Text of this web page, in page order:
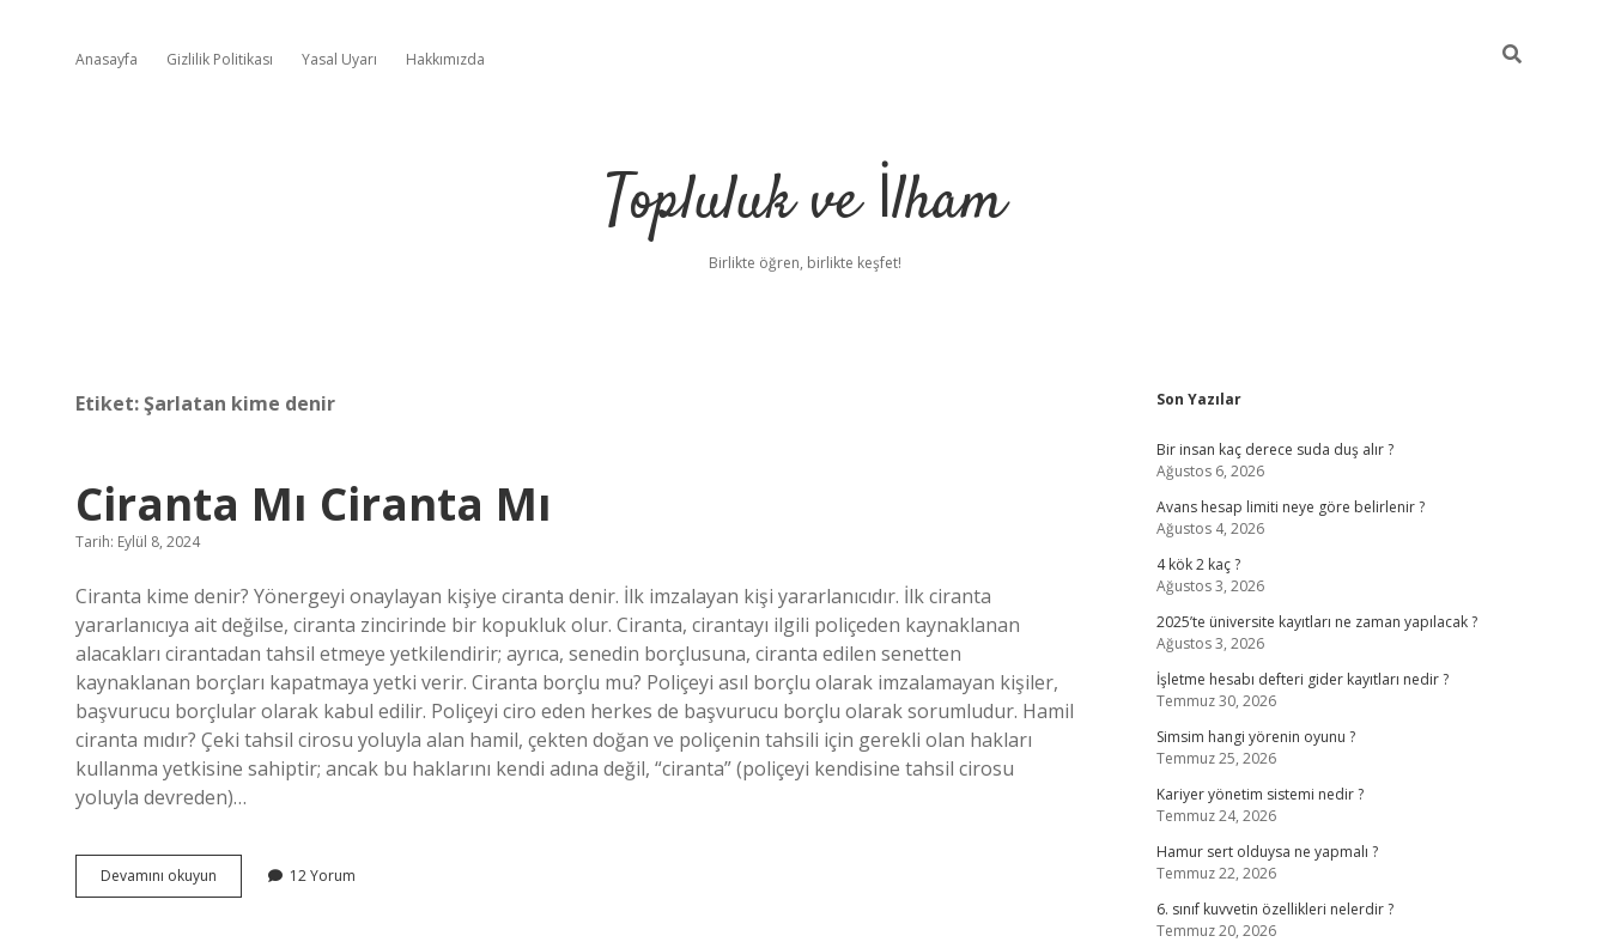
Anasayfa Gizlilik Politikası Yasal Uyarı Hakkımızda
Topluluk ve İlham
Birlikte öğren, birlikte keşfet!
Etiket:Şarlatan kime denir
Ciranta Mı Ciranta Mı
Tarih: Eylül 8, 2024
Ciranta kime denir? Yönergeyi onaylayan kişiye ciranta denir. İlk imzalayan kişi yararlanıcıdır. İlk ciranta
yararlanıcıya ait değilse, ciranta zincirinde bir kopukluk olur. Ciranta, cirantayı ilgili poliçeden kaynaklanan
alacakları cirantadan tahsil etmeye yetkilendirir; ayrıca, senedin borçlusuna, ciranta edilen senetten
kaynaklanan borçları kapatmaya yetki verir. Ciranta borçlu mu? Poliçeyi asıl borçlu olarak imzalamayan kişiler,
başvurucu borçlular olarak kabul edilir. Poliçeyi ciro eden herkes de başvurucu borçlu olarak sorumludur. Hamil
ciranta mıdır? Çeki tahsil cirosu yoluyla alan hamil, çekten doğan ve poliçenin tahsili için gerekli olan hakları
kullanma yetkisine sahiptir; ancak bu haklarını kendi adına değil, “ciranta” (poliçeyi kendisine tahsil cirosu
yoluyla devreden)…
Devamını okuyun
Mı
12 Yorum
Sidebar
Son Yazılar
Bir insan kaç derece suda duş alır ?
Ağustos 6, 2026
Avans hesap limiti neye göre belirlenir ?
Ağustos 4, 2026
4 kök 2 kaç ?
Ağustos 3, 2026
2025’te üniversite kayıtları ne zaman yapılacak ?
Ağustos 3, 2026
İşletme hesabı defteri gider kayıtları nedir ?
Temmuz 30, 2026
Simsim hangi yörenin oyunu ?
Temmuz 25, 2026
Kariyer yönetim sistemi nedir ?
Temmuz 24, 2026
Hamur sert olduysa ne yapmalı ?
Temmuz 22, 2026
6. sınıf kuvvetin özellikleri nelerdir ?
Temmuz 20, 2026